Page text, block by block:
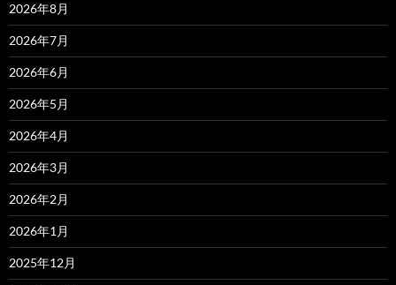
2026年8月
2026年7月
2026年6月
2026年5月
2026年4月
2026年3月
2026年2月
2026年1月
2025年12月